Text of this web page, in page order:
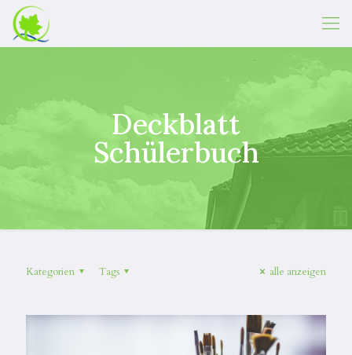
Deckblatt
Schülerbuch
Kategorien Tags alle anzeigen